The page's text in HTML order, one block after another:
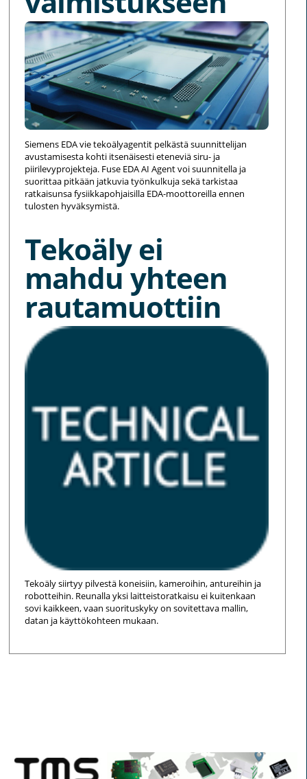
Siemens EDA vie tekoälyagentit pelkästä suunnittelijan
avustamisesta kohti itsenäisesti eteneviä siru- ja
piirilevyprojekteja. Fuse EDA AI Agent voi suunnitella ja
suorittaa pitkään jatkuvia työnkulkuja sekä tarkistaa
ratkaisunsa fysiikkapohjaisilla EDA-moottoreilla ennen
tulosten hyväksymistä.
Tekoäly ei
mahdu yhteen
rautamuottiin
Tekoäly siirtyy pilvestä koneisiin, kameroihin, antureihin ja
robotteihin. Reunalla yksi laitteistoratkaisu ei kuitenkaan
sovi kaikkeen, vaan suorituskyky on sovitettava mallin,
datan ja käyttökohteen mukaan.